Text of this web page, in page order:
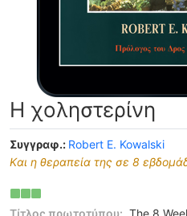
Η χοληστερίνη
Συγγραφ.: Robert Ε. Kowalski
Kαι η θεραπεία της σε 8
Τίτλος πρωτοτύπου: The 8